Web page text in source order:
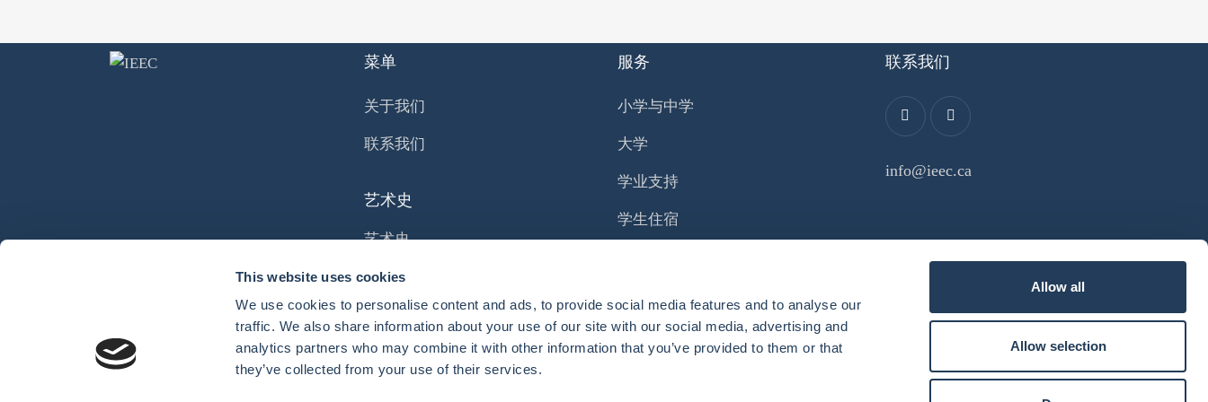
This website uses cookies
We use cookies to personalise content and ads, to provide social media features and to analyse our
traffic. We also share information about your use of our site with our social media, advertising and
analytics partners who may combine it with other information that you’ve provided to them or that
they’ve collected from your use of their services.
Allow all
Allow selection
菜单
关于我们
联系我们
艺术史
艺术史
课程
文化游学
隐私政策
服务
小学与中学
大学
学业支持
学生住宿
联系我们
info@ieec.ca